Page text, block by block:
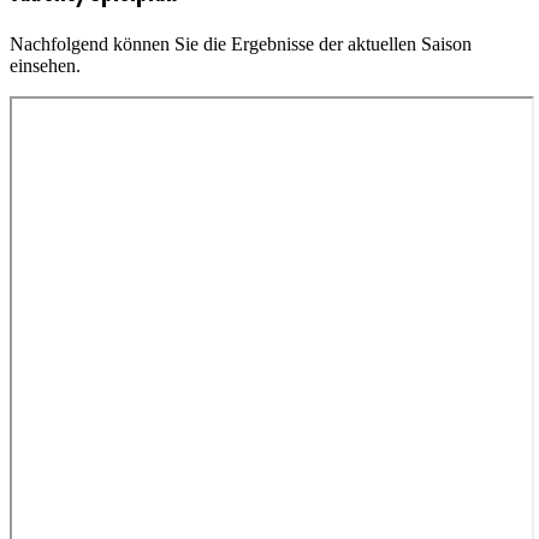
Nachfolgend können Sie die Ergebnisse der aktuellen Saison
einsehen.